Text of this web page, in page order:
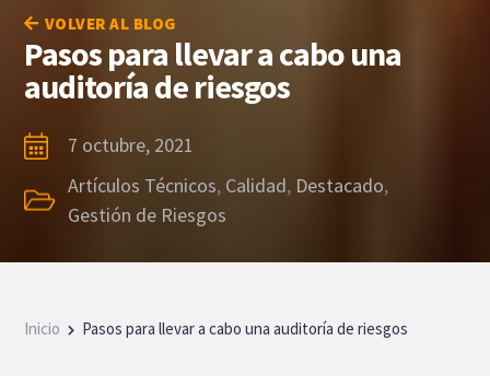
VOLVER AL BLOG
Pasos para llevar a cabo una
auditoría de riesgos
7 octubre, 2021
Artículos Técnicos, Calidad, Destacado,
Gestión de Riesgos
Inicio Pasos para llevar a cabo una auditoría de riesgos